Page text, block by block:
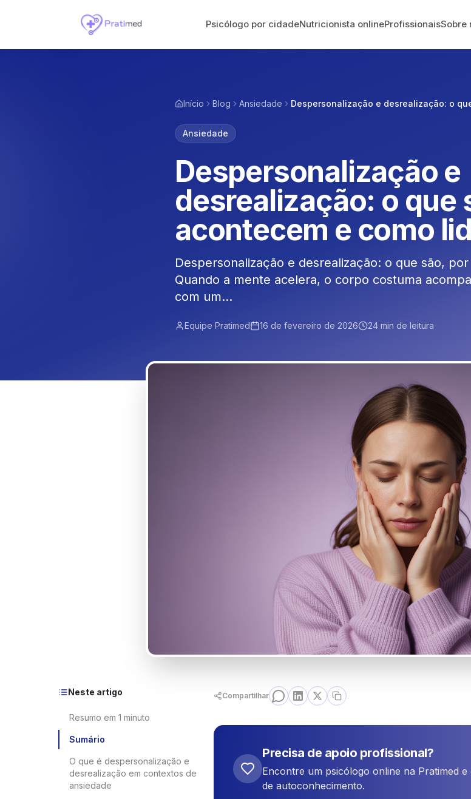
Psicólogo por cidadeNutricionista onlineProfissionaisSobre
Início Blog Ansiedade Despersonalização e desrealização: o
Ansiedade
Despersonalização e
desrealização: o que
acontecem e como
Despersonalização e desrealização: o que são,
Quando a mente acelera, o corpo costuma
com um...
Equipe Pratimed 16 de fevereiro de 2026 24 min de leitura
Neste artigo
Resumo em 1 minuto
Sumário
O que é despersonalização e
desrealização em contextos de
ansiedade
Compartilhar
Precisa de apoio profissional?
Encontre um psicólogo online na Pratimed
de autoconhecimento.